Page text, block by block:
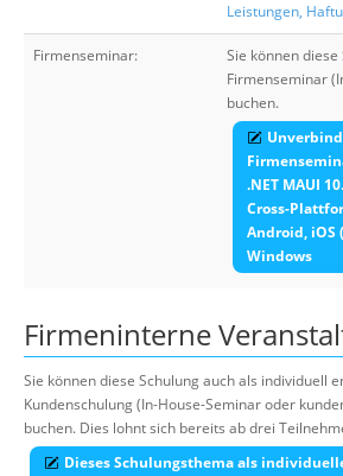
Leistungen,
Firmenseminar:
Sie können
Firmenseminar
buchen.
.NET MAUI
Cross-
Android, iOS
Windows
Firmeninterne
Sie können diese Schulung auch als individuell
Kundenschulung (In-House-Seminar oder
buchen. Dies lohnt sich bereits ab drei
Dieses Schulungsthema als